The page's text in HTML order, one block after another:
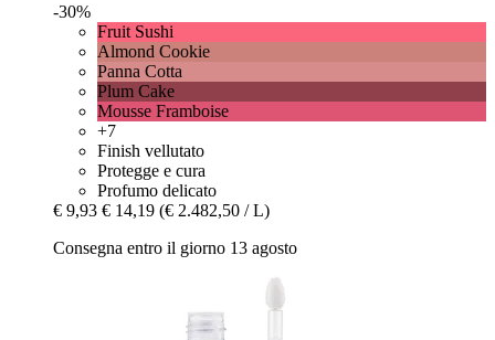
-30%
Fruit Sushi
Almond Cookie
Panna Cotta
Plum Cake
Mousse Framboise
+7
Finish vellutato
Protegge e cura
Profumo delicato
€ 9,93 € 14,19 (€ 2.482,50 / L)
Consegna entro il giorno 13 agosto